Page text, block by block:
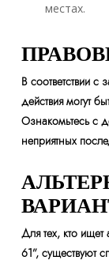
местах.
В соответствии с
действия могут
Ознакомьтесь с
неприятных
Для тех, кто ищет
61”, существуют